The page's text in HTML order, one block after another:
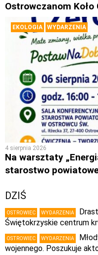
Ostrowczanom
EKOLOGIA WYDARZENIA
4 sierpnia 2026
Na warsztaty
starostwo
DZIŚ
OSTROWIEC WYDARZENIA
Świętokrzyskie centrum
OSTROWIEC WYDARZENIA
wojennego. Poszukuje